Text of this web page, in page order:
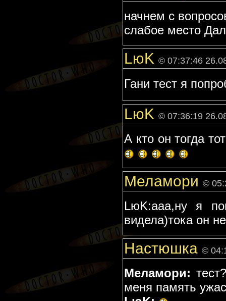
начнем с
слабое место
LюK © 07:37:46
Гани тест я
LюK © 07:36:19
А кто он тогда
Меламори ©
LюK:ааа,ну я
видела)тока он
Настюшка ©
Меламори:
меня память